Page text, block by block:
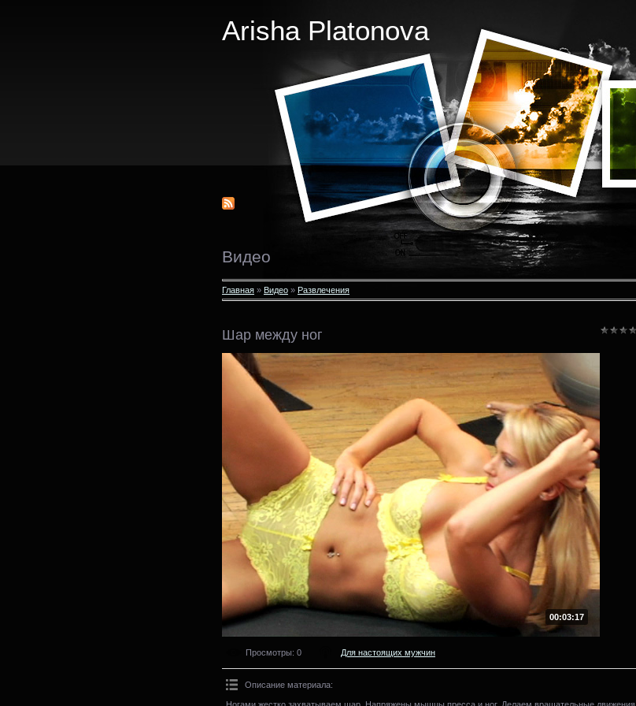
Arisha Platonova
Видео
Главная » Видео » Развлечения
Шар между ног
00:03:17
Просмотры: 0 Для настоящих мужчин
Описание материала:
Ногами жестко захватываем шар. Напряжены мышцы пресса и ног. Делаем вращательные движения